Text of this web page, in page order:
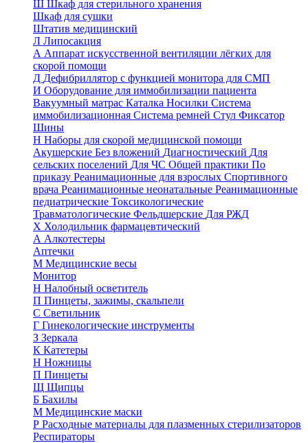
Ш Шкаф для стерильного хранения
Шкаф для сушки
Штатив медицинский
Л Липосакция
А Аппарат искусственной вентиляции лёгких для
скорой помощи
Д Дефибриллятор с функцией монитора для СМП
И Оборудование для иммобилизации пациента
Вакуумный матрас Каталка Носилки Система
иммобилизационная Система ремней Стул Фиксатор
Шины
Н Наборы для скорой медицинской помощи
Акушерские Без вложений Диагностический Для
сельских поселений Для ЧС Общей практики По
приказу Реанимационные для взрослых Спортивного
врача Реанимационные неонатальные Реанимационные
педиатрические Токсикологические
Травматологические Фельдшерские Для РЖД
Х Холодильник фармацевтический
А Алкотестеры
Аптечки
М Медицинские весы
Монитор
Н Налобный осветитель
П Пинцеты, зажимы, скальпели
С Светильник
Г Гинекологические инструменты
З Зеркала
К Катетеры
Н Ножницы
П Пинцеты
Щ Щипцы
Б Бахилы
М Медицинские маски
Р Расходные материалы для плазменных стерилизаторов
Респираторы